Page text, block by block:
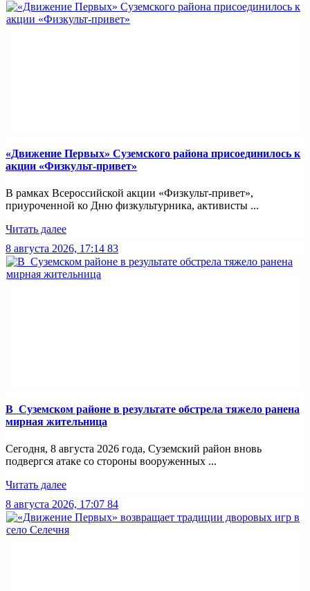
«Движение Первых» Суземского района присоединилось к
акции «Физкульт-привет»
В рамках Всероссийской акции «Физкульт-привет»,
приуроченной ко Дню физкультурника, активисты ...
Читать далее
8 августа 2026, 17:14 83
В Суземском районе в результате обстрела тяжело ранена
мирная жительница
Сегодня, 8 августа 2026 года, Суземский район вновь
подвергся атаке со стороны вооруженных ...
Читать далее
8 августа 2026, 17:07 84